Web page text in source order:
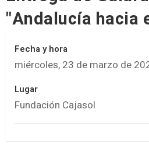
"Andalucía hacia
Fecha y hora
miércoles, 23 de marzo de
Lugar
Fundación Cajasol